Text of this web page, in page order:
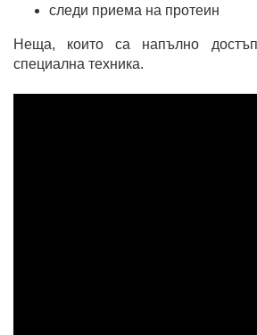
следи приема на протеин
Неща, които са напълно
специална техника.